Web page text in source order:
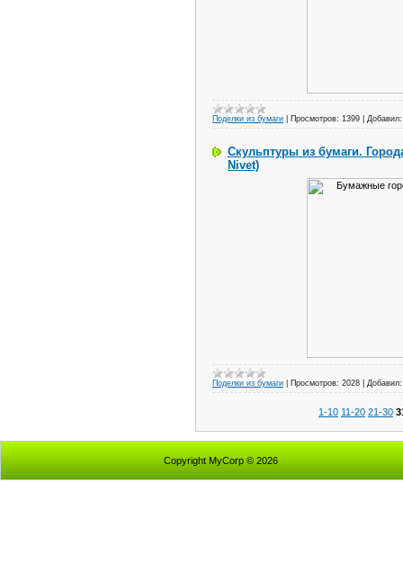
Поделки из бумаги Просмотров: 1399 Добавил:
Скульптуры из бумаги.
Nivet)
Поделки из бумаги Просмотров: 2028 Добавил:
1-10 11-20 21-30
Copyright MyCorp © 2026